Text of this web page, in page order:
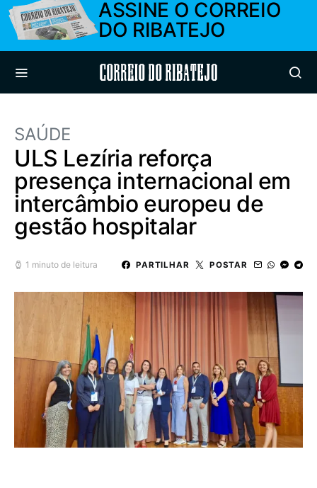
ASSINE O CORREIO
DO RIBATEJO
Correio do Ribatejo
SAÚDE
ULS Lezíria reforça
presença internacional em
intercâmbio europeu de
gestão hospitalar
1 minuto de leitura PARTILHAR POSTAR